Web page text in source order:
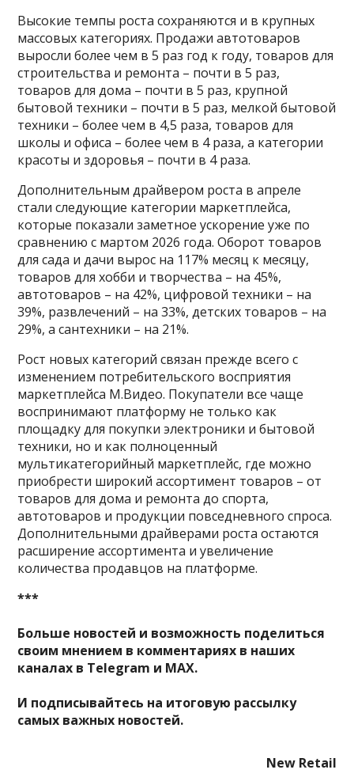
Высокие темпы роста сохраняются и в крупных
массовых категориях. Продажи автотоваров
выросли более чем в 5 раз год к году, товаров для
строительства и ремонта – почти в 5 раз,
товаров для дома – почти в 5 раз, крупной
бытовой техники – почти в 5 раз, мелкой бытовой
техники – более чем в 4,5 раза, товаров для
школы и офиса – более чем в 4 раза, а категории
красоты и здоровья – почти в 4 раза.
Дополнительным драйвером роста в апреле
стали следующие категории маркетплейса,
которые показали заметное ускорение уже по
сравнению с мартом 2026 года. Оборот товаров
для сада и дачи вырос на 117% месяц к месяцу,
товаров для хобби и творчества – на 45%,
автотоваров – на 42%, цифровой техники – на
39%, развлечений – на 33%, детских товаров – на
29%, а сантехники – на 21%.
Рост новых категорий связан прежде всего с
изменением потребительского восприятия
маркетплейса М.Видео. Покупатели все чаще
воспринимают платформу не только как
площадку для покупки электроники и бытовой
техники, но и как полноценный
мультикатегорийный маркетплейс, где можно
приобрести широкий ассортимент товаров – от
товаров для дома и ремонта до спорта,
автотоваров и продукции повседневного спроса.
Дополнительными драйверами роста остаются
расширение ассортимента и увеличение
количества продавцов на платформе.
***
Больше новостей и возможность поделиться
своим мнением в комментариях в наших
каналах в Telegram и MAX.
И подписывайтесь на итоговую рассылку
самых важных новостей.
New Retail